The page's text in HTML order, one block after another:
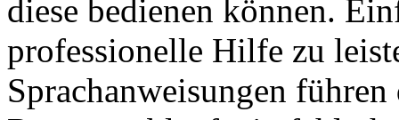
diese bedienen können.
professionelle Hilfe zu
Sprachanweisungen